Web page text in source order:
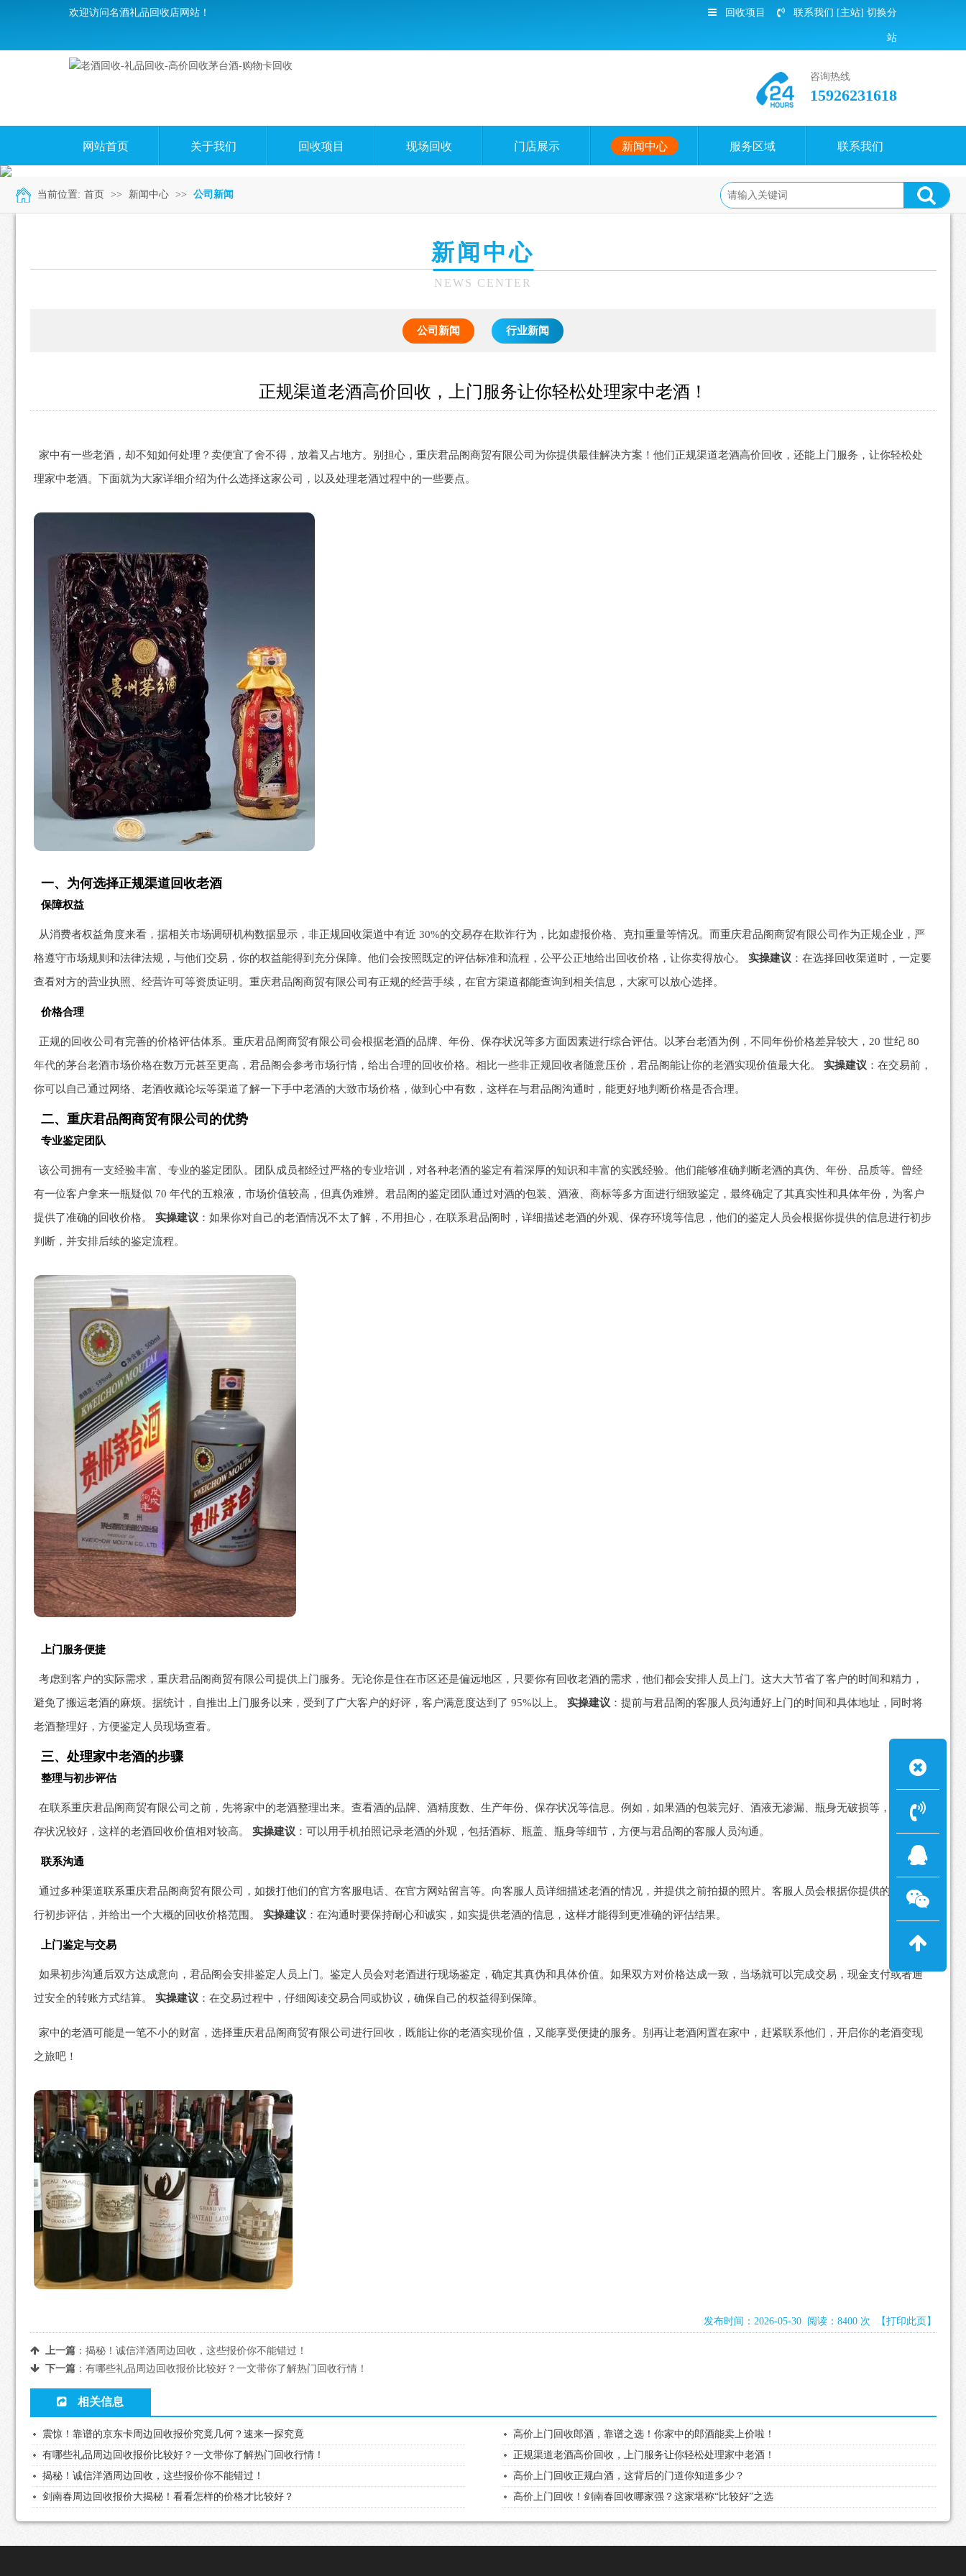
欢迎访问名酒礼品回收店网站！ 回收项目 联系我们 [主站] 切换分
站
咨询热线
15926231618
网站首页 关于我们 回收项目 现场回收 门店展示 新闻中心 服务区域 联系我们
当前位置: 首页 >> 新闻中心 >> 公司新闻
新闻中心
NEWS CENTER
公司新闻 行业新闻
正规渠道老酒高价回收，上门服务让你轻松处理家中老酒！
家中有一些老酒，却不知如何处理？卖便宜了舍不得，放着又占地方。别担心，重庆君品阁商贸有限公司为你提供最佳解决方案！他们正规渠道老酒高价回收，还能上门服务，让你轻松处
理家中老酒。下面就为大家详细介绍为什么选择这家公司，以及处理老酒过程中的一些要点。
一、为何选择正规渠道回收老酒
保障权益
从消费者权益角度来看，据相关市场调研机构数据显示，非正规回收渠道中有近 30%的交易存在欺诈行为，比如虚报价格、克扣重量等情况。而重庆君品阁商贸有限公司作为正规企业，严
格遵守市场规则和法律法规，与他们交易，你的权益能得到充分保障。他们会按照既定的评估标准和流程，公平公正地给出回收价格，让你卖得放心。 实操建议 ：在选择回收渠道时，一定要
查看对方的营业执照、经营许可等资质证明。重庆君品阁商贸有限公司有正规的经营手续，在官方渠道都能查询到相关信息，大家可以放心选择。
价格合理
正规的回收公司有完善的价格评估体系。重庆君品阁商贸有限公司会根据老酒的品牌、年份、保存状况等多方面因素进行综合评估。以茅台老酒为例，不同年份价格差异较大，20 世纪 80
年代的茅台老酒市场价格在数万元甚至更高，君品阁会参考市场行情，给出合理的回收价格。相比一些非正规回收者随意压价，君品阁能让你的老酒实现价值最大化。 实操建议 ：在交易前，
你可以自己通过网络、老酒收藏论坛等渠道了解一下手中老酒的大致市场价格，做到心中有数，这样在与君品阁沟通时，能更好地判断价格是否合理。
二、重庆君品阁商贸有限公司的优势
专业鉴定团队
该公司拥有一支经验丰富、专业的鉴定团队。团队成员都经过严格的专业培训，对各种老酒的鉴定有着深厚的知识和丰富的实践经验。他们能够准确判断老酒的真伪、年份、品质等。曾经
有一位客户拿来一瓶疑似 70 年代的五粮液，市场价值较高，但真伪难辨。君品阁的鉴定团队通过对酒的包装、酒液、商标等多方面进行细致鉴定，最终确定了其真实性和具体年份，为客户
提供了准确的回收价格。 实操建议 ：如果你对自己的老酒情况不太了解，不用担心，在联系君品阁时，详细描述老酒的外观、保存环境等信息，他们的鉴定人员会根据你提供的信息进行初步
判断，并安排后续的鉴定流程。
上门服务便捷
考虑到客户的实际需求，重庆君品阁商贸有限公司提供上门服务。无论你是住在市区还是偏远地区，只要你有回收老酒的需求，他们都会安排人员上门。这大大节省了客户的时间和精力，
避免了搬运老酒的麻烦。据统计，自推出上门服务以来，受到了广大客户的好评，客户满意度达到了 95%以上。 实操建议 ：提前与君品阁的客服人员沟通好上门的时间和具体地址，同时将
老酒整理好，方便鉴定人员现场查看。
三、处理家中老酒的步骤
整理与初步评估
在联系重庆君品阁商贸有限公司之前，先将家中的老酒整理出来。查看酒的品牌、酒精度数、生产年份、保存状况等信息。例如，如果酒的包装完好、酒液无渗漏、瓶身无破损等，说明保
存状况较好，这样的老酒回收价值相对较高。 实操建议 ：可以用手机拍照记录老酒的外观，包括酒标、瓶盖、瓶身等细节，方便与君品阁的客服人员沟通。
联系沟通
通过多种渠道联系重庆君品阁商贸有限公司，如拨打他们的官方客服电话、在官方网站留言等。向客服人员详细描述老酒的情况，并提供之前拍摄的照片。客服人员会根据你提供的信息进
行初步评估，并给出一个大概的回收价格范围。 实操建议 ：在沟通时要保持耐心和诚实，如实提供老酒的信息，这样才能得到更准确的评估结果。
上门鉴定与交易
如果初步沟通后双方达成意向，君品阁会安排鉴定人员上门。鉴定人员会对老酒进行现场鉴定，确定其真伪和具体价值。如果双方对价格达成一致，当场就可以完成交易，现金支付或者通
过安全的转账方式结算。 实操建议 ：在交易过程中，仔细阅读交易合同或协议，确保自己的权益得到保障。
家中的老酒可能是一笔不小的财富，选择重庆君品阁商贸有限公司进行回收，既能让你的老酒实现价值，又能享受便捷的服务。别再让老酒闲置在家中，赶紧联系他们，开启你的老酒变现
之旅吧！
发布时间：2026-05-30 阅读：8400 次 【打印此页】
上一篇： 揭秘！诚信洋酒周边回收，这些报价你不能错过！
下一篇： 有哪些礼品周边回收报价比较好？一文带你了解热门回收行情！
相关信息
震惊！靠谱的京东卡周边回收报价究竟几何？速来一探究竟
高价上门回收郎酒，靠谱之选！你家中的郎酒能卖上价啦！
有哪些礼品周边回收报价比较好？一文带你了解热门回收行情！
正规渠道老酒高价回收，上门服务让你轻松处理家中老酒！
揭秘！诚信洋酒周边回收，这些报价你不能错过！
高价上门回收正规白酒，这背后的门道你知道多少？
剑南春周边回收报价大揭秘！看看怎样的价格才比较好？
高价上门回收！剑南春回收哪家强？这家堪称“比较好”之选